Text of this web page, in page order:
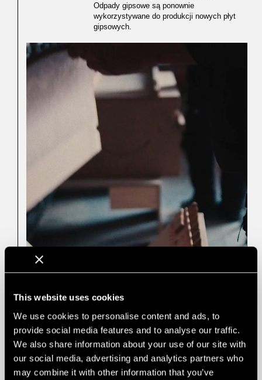
This website uses cookies
We use cookies to personalise content and ads, to
provide social media features and to analyse our traffic.
We also share information about your use of our site with
our social media, advertising and analytics partners who
may combine it with other information that you’ve
Odpady gipsowe są ponownie
wykorzystywane do produkcji nowych płyt
gipsowych.
ZRÓWNOWAŻONY
ROZWÓJ
Dystrybucja
Aby nie wysyłać powietrza, używamy
niestandardowych opakowań dla naszych